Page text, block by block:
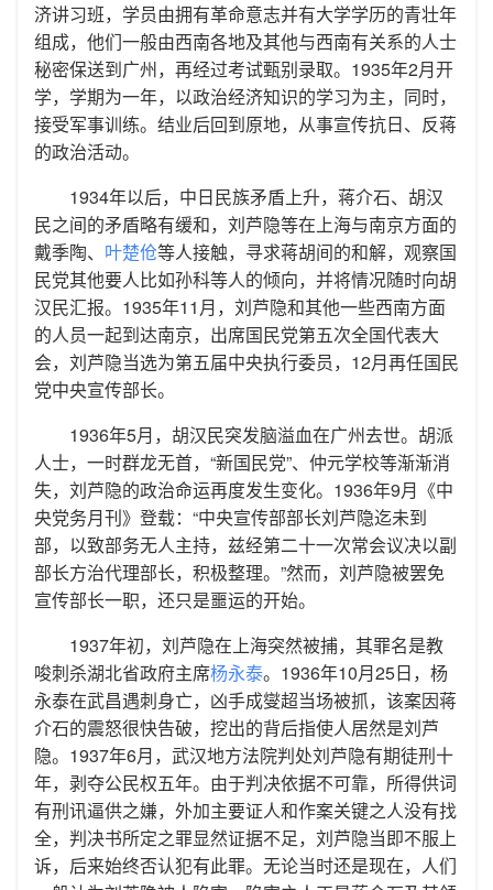
济讲习班，学员由拥有革命意志并有大学学历的青壮年
组成，他们一般由西南各地及其他与西南有关系的人士
秘密保送到广州，再经过考试甄别录取。1935年2月开
学，学期为一年，以政治经济知识的学习为主，同时，
接受军事训练。结业后回到原地，从事宣传抗日、反蒋
的政治活动。
1934年以后，中日民族矛盾上升，蒋介石、胡汉
民之间的矛盾略有缓和，刘芦隐等在上海与南京方面的
戴季陶、 叶楚伧等人接触，寻求蒋胡间的和解，观察国
民党其他要人比如孙科等人的倾向，并将情况随时向胡
汉民汇报。1935年11月，刘芦隐和其他一些西南方面
的人员一起到达南京，出席国民党第五次全国代表大
会，刘芦隐当选为第五届中央执行委员，12月再任国民
党中央宣传部长。
1936年5月，胡汉民突发脑溢血在广州去世。胡派
人士，一时群龙无首，“新国民党”、仲元学校等渐渐消
失，刘芦隐的政治命运再度发生变化。1936年9月《中
央党务月刊》登载：“中央宣传部部长刘芦隐迄未到
部，以致部务无人主持，兹经第二十一次常会议决以副
部长方治代理部长，积极整理。”然而，刘芦隐被罢免
宣传部长一职，还只是噩运的开始。
1937年初，刘芦隐在上海突然被捕，其罪名是教
唆刺杀湖北省政府主席杨永泰。1936年10月25日，杨
永泰在武昌遇刺身亡，凶手成燮超当场被抓，该案因蒋
介石的震怒很快告破，挖出的背后指使人居然是刘芦
隐。1937年6月，武汉地方法院判处刘芦隐有期徒刑十
年，剥夺公民权五年。由于判决依据不可靠，所得供词
有刑讯逼供之嫌，外加主要证人和作案关键之人没有找
全，判决书所定之罪显然证据不足，刘芦隐当即不服上
诉，后来始终否认犯有此罪。无论当时还是现在，人们